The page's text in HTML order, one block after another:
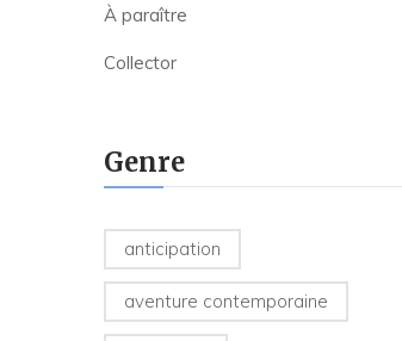
À paraître
Collector
Genre
anticipation
aventure contemporaine